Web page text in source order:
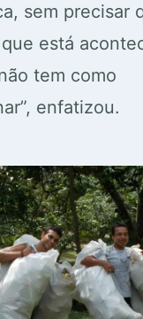
sem precisar
está
tem como
enfatizou.